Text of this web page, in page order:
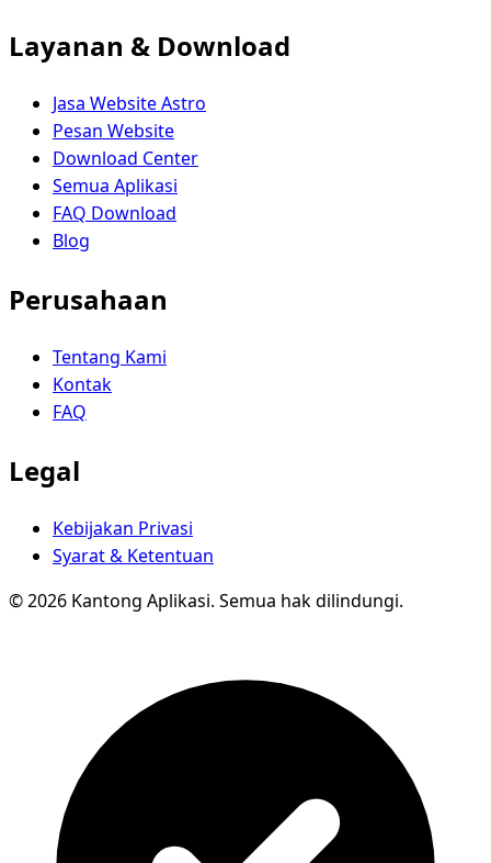
Layanan & Download
Jasa Website Astro
Pesan Website
Download Center
Semua Aplikasi
FAQ Download
Blog
Perusahaan
Tentang Kami
Kontak
FAQ
Legal
Kebijakan Privasi
Syarat & Ketentuan
© 2026 Kantong Aplikasi. Semua hak dilindungi.